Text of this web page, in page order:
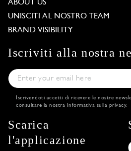
ABOUT US
UNISCITI AL NOSTRO TEAM
BRAND VISIBILITY
Iscriviti alla nostra
Iscrivendoti accetti di ricevere le nostre
consultare la nostra
Informativa sulla privacy.
Scarica
l'applicazione